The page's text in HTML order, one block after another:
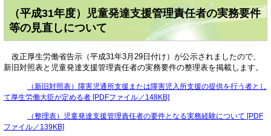
（平成31年度）児童発達支援管理責任者の実務要件
等の見直しについて
改正厚生労働省告示（平成31年3月29日付け）が公示されましたので、
新旧対照表と児童発達支援管理責任者の実務要件の整理表を掲載します。
（新旧対照表）障害児通所支援または障害児入所支援の提供を行う者とし
て厚生労働大臣が定める者 [PDFファイル／148KB]
（整理表）児童発達支援管理責任者の要件となる実務経験について [PDF
ファイル／139KB]